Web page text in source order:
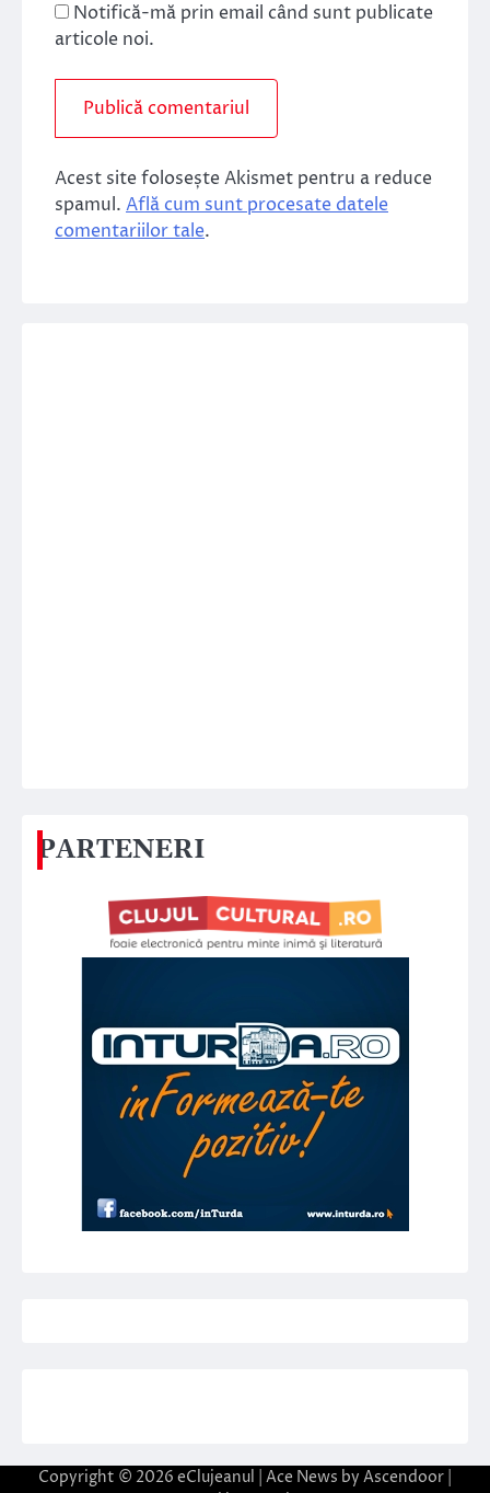
Notifică-mă prin email când sunt publicate
articole noi.
Acest site folosește Akismet pentru a reduce
spamul. Află cum sunt procesate datele
comentariilor tale.
PARTENERI
Copyright © 2026 eClujeanul | Ace News by Ascendoor